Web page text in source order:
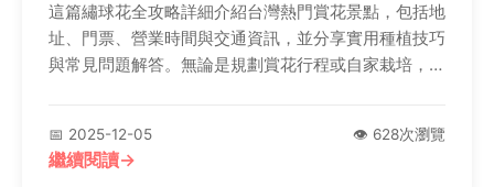
這篇繡球花全攻略詳細介紹台灣熱門賞花景點，包括地
址、門票、營業時間與交通資訊，並分享實用種植技巧
與常見問題解答。無論是規劃賞花行程或自家栽培，都
📅 2025-12-05 👁️ 628次瀏覽
繼續閱讀